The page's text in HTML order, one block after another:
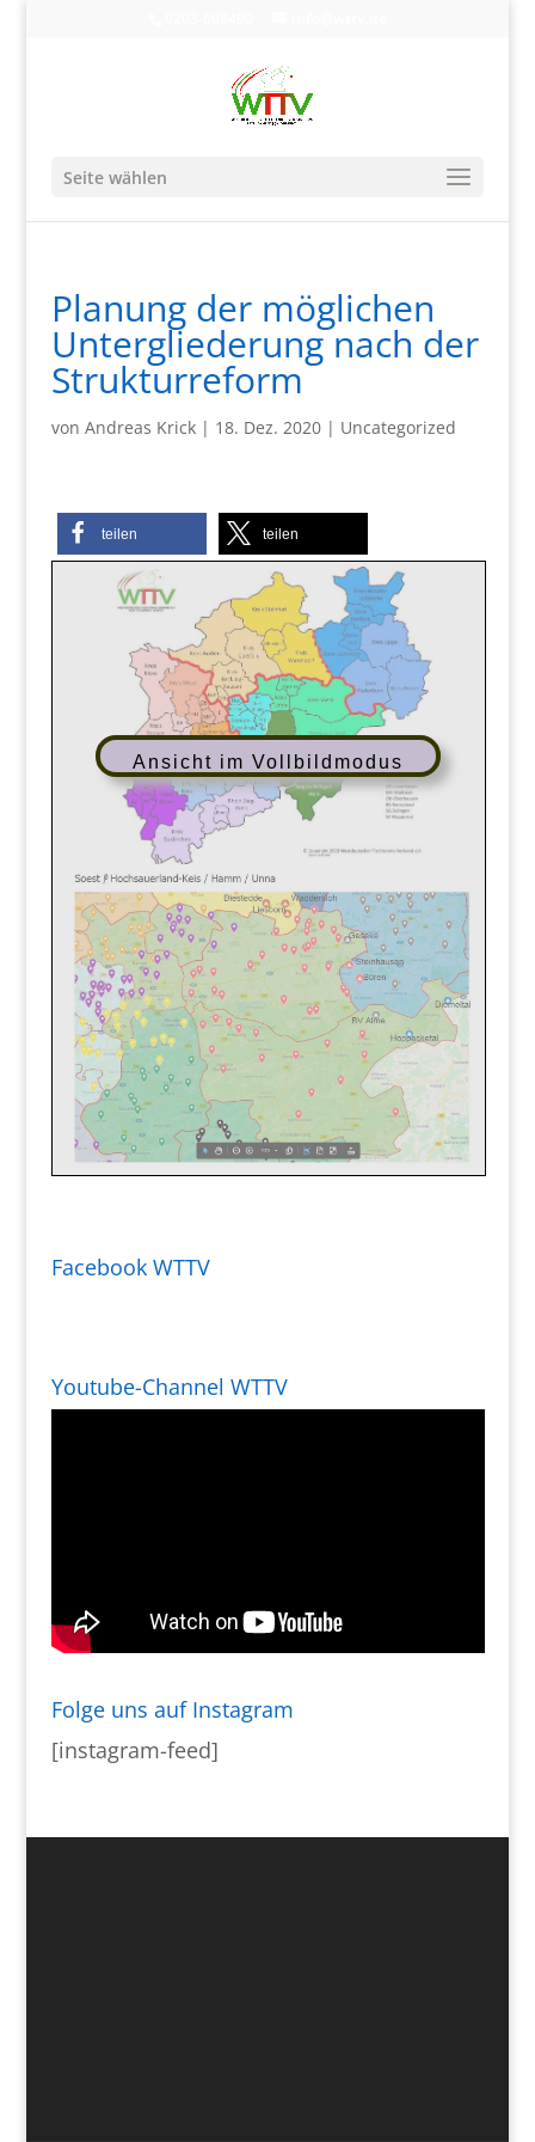
Seite wählen
Planung der möglichen
Untergliederung nach der
Strukturreform
von Andreas Krick| 18. Dez. 2020| Uncategorized
teilen teilen
Ansicht im Vollbildmodus
Facebook WTTV
Youtube-Channel WTTV
Folge uns auf Instagram
[instagram-feed]